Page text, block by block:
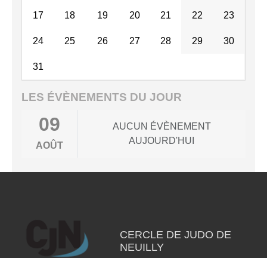
17 18 19 20 21 22 23
24 25 26 27 28 29 30
31
LES ÉVÈNEMENTS DU JOUR
09
AOÛT
AUCUN ÉVÈNEMENT
AUJOURD'HUI
CERCLE DE JUDO DE
NEUILLY